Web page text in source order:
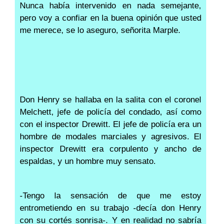
Nunca había intervenido en nada semejante,
pero voy a confiar en la buena opinión que usted
me merece, se lo aseguro, señorita Marple.
Don Henry se hallaba en la salita con el coronel
Melchett, jefe de policía del condado, así como
con el inspector Drewitt. El jefe de policía era un
hombre de modales marciales y agresivos. El
inspector Drewitt era corpulento y ancho de
espaldas, y un hombre muy sensato.
-Tengo la sensación de que me estoy
entrometiendo en su trabajo -decía don Henry
con su cortés sonrisa-. Y en realidad no sabría